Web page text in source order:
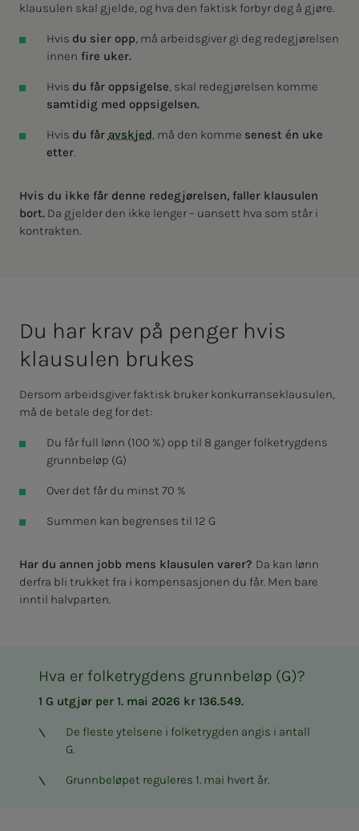
klausulen skal gjelde, og hva den faktisk forbyr deg å gjøre.
Hvis du sier opp, må arbeidsgiver gi deg redegjørelsen
innen fire uker.
Hvis du får oppsigelse, skal redegjørelsen komme
samtidig med oppsigelsen.
Hvis du får avskjed, må den komme senest én uke
etter.
Hvis du ikke får denne redegjørelsen, faller klausulen
bort. Da gjelder den ikke lenger – uansett hva som står i
kontrakten.
Du har krav på pen­­­ger hvis
klau­su­­­len bru­­­kes
Dersom arbeidsgiver faktisk bruker konkurranseklausulen,
må de betale deg for det:
Du får full lønn (100 %) opp til 8 ganger folketrygdens
grunnbeløp (G)
Over det får du minst 70 %
Summen kan begrenses til 12 G
Har du annen jobb mens klausulen varer? Da kan lønn
derfra bli trukket fra i kompensasjonen du får. Men bare
inntil halvparten.
Hva er folketrygdens grunnbeløp (G)?
1 G utgjør per 1. mai 2026 kr 136.549.
De fleste ytelsene i folketrygden angis i antall
G.
Grunnbeløpet reguleres 1. mai hvert år.